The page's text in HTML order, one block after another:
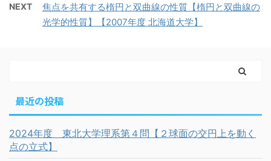
NEXT
焦点を共有する楕円と双曲線の性質【楕円と双曲線の
光学的性質】【2007年度 北海道大学】
最近の投稿
2024年度 東北大学理系第４問【２球面の交円上を動く
点の立式】